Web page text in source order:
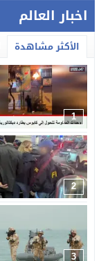
اخبار العالم
الأكثر مشاهدة
1
2
3